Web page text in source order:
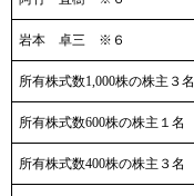
岩本 卓三 ※６
所有株式数1,000株の株主３名
所有株式数600株の株主１名
所有株式数400株の株主３名